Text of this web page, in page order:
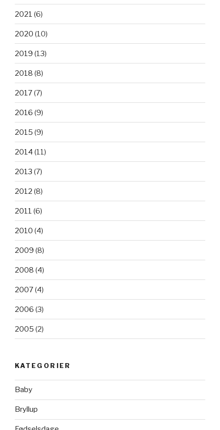
2021 (6)
2020 (10)
2019 (13)
2018 (8)
2017(7)
2016 (9)
2015 (9)
2014 (11)
2013 (7)
2012 (8)
2011 (6)
2010 (4)
2009 (8)
2008 (4)
2007(4)
2006 (3)
2005 (2)
KATEGORIER
Baby
Bryllup